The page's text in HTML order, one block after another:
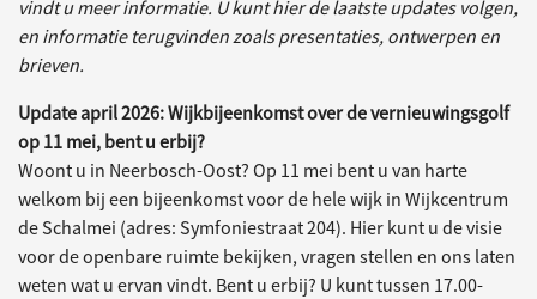
vindt u meer informatie. U kunt hier de laatste updates volgen,
en informatie terugvinden zoals presentaties, ontwerpen en
brieven.
Update april 2026: Wijkbijeenkomst over de vernieuwingsgolf
op 11 mei, bent u erbij?
Woont u in Neerbosch-Oost? Op 11 mei bent u van harte
welkom bij een bijeenkomst voor de hele wijk in Wijkcentrum
de Schalmei (adres: Symfoniestraat 204). Hier kunt u de visie
voor de openbare ruimte bekijken, vragen stellen en ons laten
weten wat u ervan vindt. Bent u erbij? U kunt tussen 17.00-